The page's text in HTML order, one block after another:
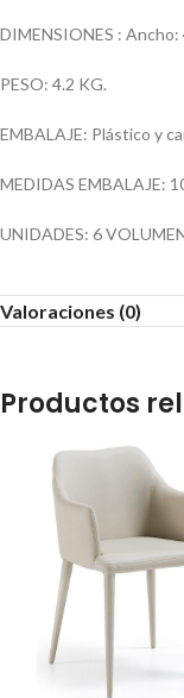
DIMENSIONES :
PESO: 4.2 KG.
EMBALAJE: Plástico y
MEDIDAS EMBALAJE:
UNIDADES: 6
Valoraciones (0)
Productos